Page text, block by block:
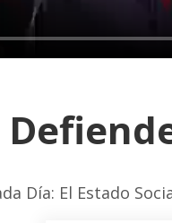
Día: El Estado